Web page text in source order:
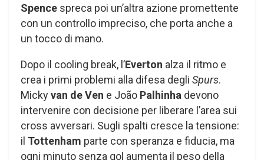
Spence spreca poi un’altra azione promettente
con un controllo impreciso, che porta anche a
un tocco di mano.
Dopo il cooling break, l’Everton alza il ritmo e
crea i primi problemi alla difesa degli Spurs.
Mickyvan de Ven e João Palhinha devono
intervenire con decisione per liberare l’area sui
cross avversari. Sugli spalti cresce la tensione:
il Tottenham parte con speranza e fiducia, ma
ogni minuto senza gol aumenta il peso della